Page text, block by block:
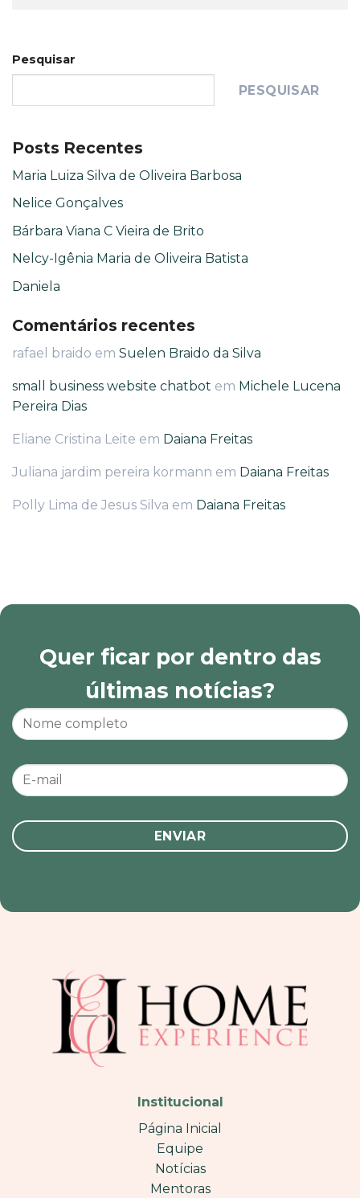
Pesquisar
PESQUISAR
Posts Recentes
Maria Luiza Silva de Oliveira Barbosa
Nelice Gonçalves
Bárbara Viana C Vieira de Brito
Nelcy-Igênia Maria de Oliveira Batista
Daniela
Comentários recentes
rafael braido em Suelen Braido da Silva
small business website chatbot em Michele Lucena
Pereira Dias
Eliane Cristina Leite em Daiana Freitas
Juliana jardim pereira kormann em Daiana Freitas
Polly Lima de Jesus Silva em Daiana Freitas
Quer ficar por dentro das
últimas notícias?
Institucional
Página Inicial
Equipe
Notícias
Mentoras